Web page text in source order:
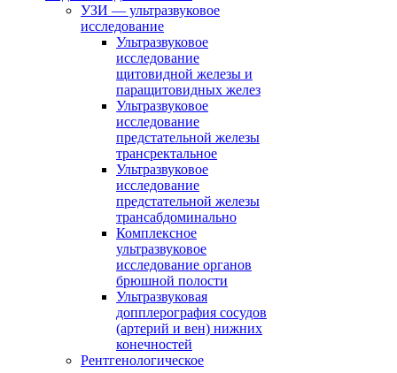
УЗИ — ультразвуковое
исследование
Ультразвуковое
исследование
щитовидной железы и
паращитовидных желез
Ультразвуковое
исследование
предстательной железы
трансректальное
Ультразвуковое
исследование
предстательной железы
трансабдоминально
Комплексное
ультразвуковое
исследование органов
брюшной полости
Ультразвуковая
допплерография сосудов
(артерий и вен) нижних
конечностей
Рентгенологическое